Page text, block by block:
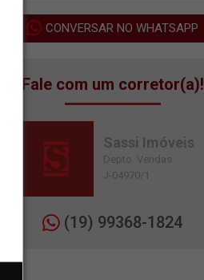
CONVERSAR NO WHATSAPP
Fale com um corretor(a)!
Sassi Imóveis
Depto. Vendas
J-04970/1
(19) 99368-1824